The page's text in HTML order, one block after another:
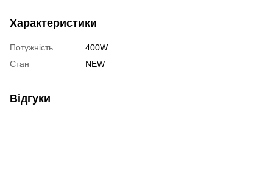
Характеристики
Потужність
400W
Стан
NEW
Відгуки